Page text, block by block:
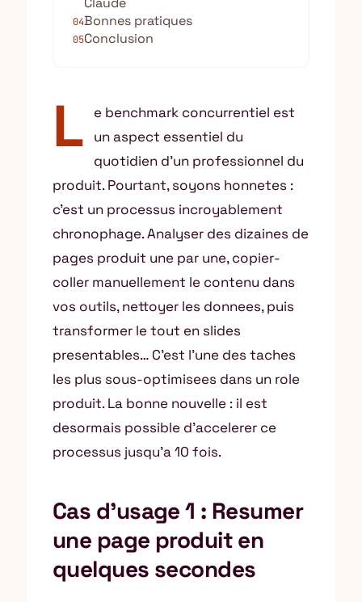
04Bonnes pratiques
05Conclusion
L
e benchmark concurrentiel est
un aspect essentiel du
quotidien d’un professionnel du
produit. Pourtant, soyons honnetes :
c’est un processus incroyablement
chronophage. Analyser des dizaines de
pages produit une par une, copier-
coller manuellement le contenu dans
vos outils, nettoyer les donnees, puis
transformer le tout en slides
presentables… C’est l’une des taches
les plus sous-optimisees dans un role
produit. La bonne nouvelle : il est
desormais possible d’accelerer ce
processus jusqu’a 10 fois.
Cas d’usage 1 : Resumer
une page produit en
quelques secondes